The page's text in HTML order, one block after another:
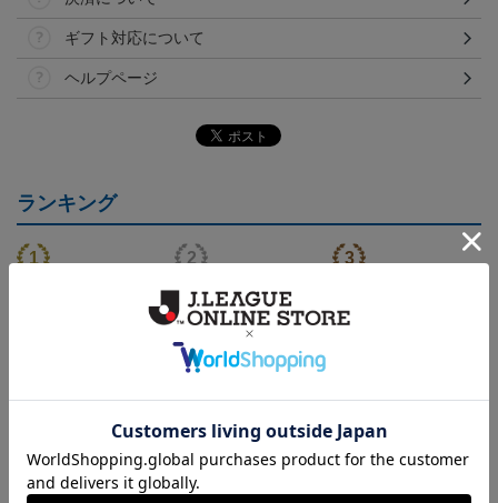
ギフト対応について
ヘルプページ
ランキング
センティックユニフォー
ム FP 1st
20,020円～25,520円
ンティックユニフォーム
FP 1st
23,020円～28,520円
センティックユニフォー
20,020円～25,520円